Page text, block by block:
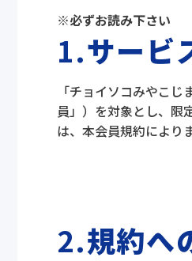
※必ずお読み下さい
1.サービ
「チョイソコみやこ
員」）を対象とし、限
は、本会員規約によりま
2.規約へ